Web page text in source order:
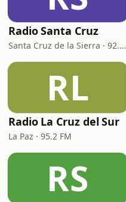
Radio Santa Cruz
Santa Cruz de la Sierra · 92.2 FM, 960 AM
RL
Radio La Cruz del Sur
La Paz · 95.2 FM
RS